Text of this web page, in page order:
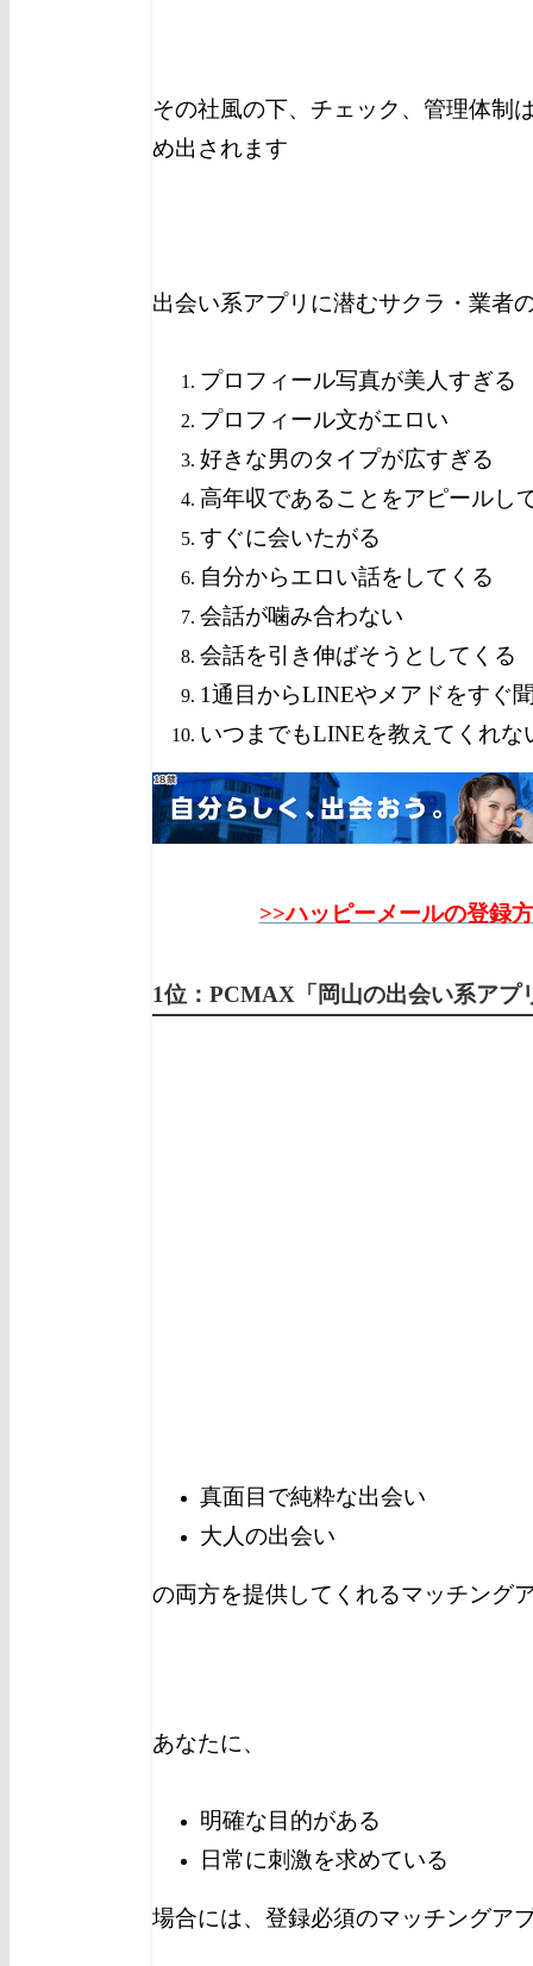
その社風の下、チェック、管理体制
め出されます
出会い系アプリに潜むサクラ・業者
プロフィール写真が美人すぎる
プロフィール文がエロい
好きな男のタイプが広すぎる
高年収であることをアピールし
すぐに会いたがる
自分からエロい話をしてくる
会話が噛み合わない
会話を引き伸ばそうとしてくる
1通目からLINEやメアドをすぐ
いつまでもLINEを教えてくれな
>>ハッピーメールの登録
1位：PCMAX 「岡山の出会い系ア
真面目で純粋な出会い
大人の出会い
の両方を提供してくれるマッチング
あなたに、
明確な目的がある
日常に刺激を求めている
場合には、登録必須のマッチングア